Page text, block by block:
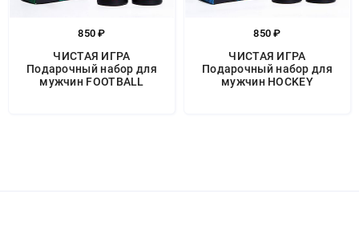
850 ₽
ЧИСТАЯ ИГРА
Подарочный набор для
мужчин FOOTBALL
850 ₽
ЧИСТАЯ ИГРА
Подарочный набор для
мужчин HOCKEY